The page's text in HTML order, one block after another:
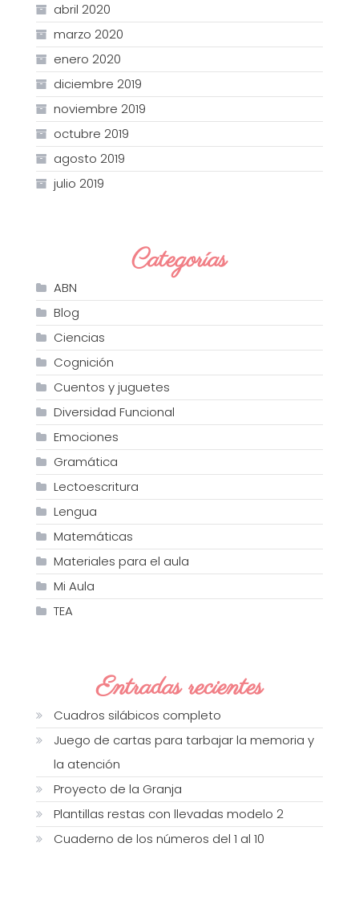
abril 2020
marzo 2020
enero 2020
diciembre 2019
noviembre 2019
octubre 2019
agosto 2019
julio 2019
Categorías
ABN
Blog
Ciencias
Cognición
Cuentos y juguetes
Diversidad Funcional
Emociones
Gramática
Lectoescritura
Lengua
Matemáticas
Materiales para el aula
Mi Aula
TEA
Entradas recientes
Cuadros silábicos completo
Juego de cartas para tarbajar la memoria y
la atención
Proyecto de la Granja
Plantillas restas con llevadas modelo 2
Cuaderno de los números del 1 al 10